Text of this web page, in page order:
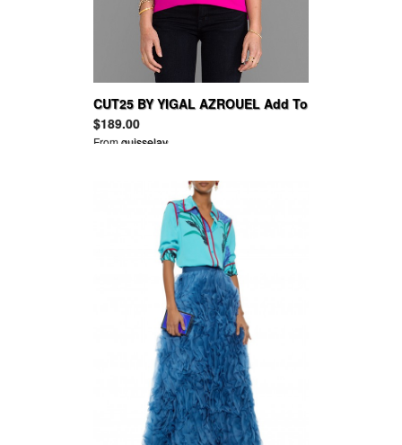
CUT25 BY YIGAL AZROUEL Add To
Boutique Draped Matte Top
$189.00
Fromguisselav